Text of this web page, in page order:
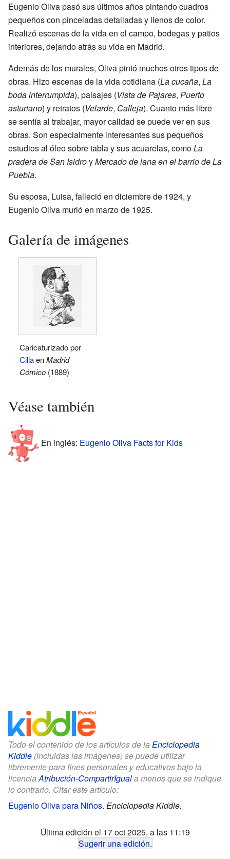
Eugenio Oliva pasó sus últimos años pintando cuadros
pequeños con pinceladas detalladas y llenos de color.
Realizó escenas de la vida en el campo, bodegas y patios
interiores, dejando atrás su vida en Madrid.
Además de los murales, Oliva pintó muchos otros tipos de
obras. Hizo escenas de la vida cotidiana (La cucaña, La
boda interrumpida), paisajes (Vista de Pajares, Puerto
asturiano) y retratos (Velarde, Calleja). Cuanto más libre
se sentía al trabajar, mayor calidad se puede ver en sus
obras. Son especialmente interesantes sus pequeños
estudios al óleo sobre tabla y sus acuarelas, comoLa
pradera de San IsidroyMercado de lana en el barrio de La
Puebla.
Su esposa, Luisa, falleció en diciembre de 1924, y
Eugenio Oliva murió en marzo de 1925.
Galería de imágenes
Caricaturizado por
CillaenMadrid
Cómico (1889)
Véase también
En inglés: Eugenio Oliva Facts for Kids
Todo el contenido de los artículos de la Enciclopedia
Kiddle (incluidas las imágenes) se puede utilizar
libremente para fines personales y educativos bajo la
licenciaAtribución-CompartirIguala menos que se indique
lo contrario. Citar este artículo:
Eugenio Oliva para Niños. Enciclopedia Kiddle.
Última edición el 17 oct 2025, a las 11:19
Sugerir una edición.